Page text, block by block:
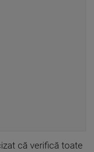
că verifică toate